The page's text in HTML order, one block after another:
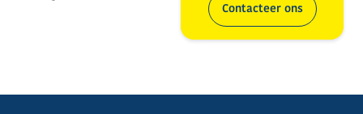
Alle foto's (5)
Contacteer ons